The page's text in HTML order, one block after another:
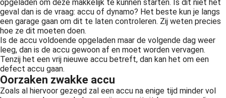
opgeladen om deze makkelijk te kunnen starten. Is dit niet het
geval dan is de vraag: accu of dynamo? Het beste kun je langs
een garage gaan om dit te laten controleren. Zij weten precies
hoe ze dit moeten doen.
Is de accu voldoende opgeladen maar de volgende dag weer
leeg, dan is de accu gewoon af en moet worden vervagen.
Tenzij het een vrij nieuwe accu betreft, dan kan het om een
defect accu gaan.
Oorzaken zwakke accu
Zoals al hiervoor gezegd zal een accu na enige tijd minder vol